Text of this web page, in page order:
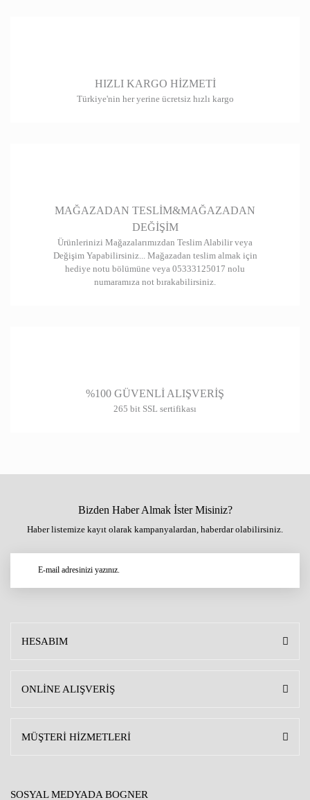
Ürün fiyatı diğer sitelerden daha pahalı.
Gönder
HIZLI KARGO HİZMETİ
Türkiye'nin her yerine ücretsiz hızlı kargo
MAĞAZADAN TESLİM&MAĞAZADAN
DEĞİŞİM
Ürünlerinizi Mağazalarımızdan Teslim Alabilir veya
Değişim Yapabilirsiniz... Mağazadan teslim almak için
hediye notu bölümüne veya 05333125017 nolu
numaramıza not bırakabilirsiniz.
%100 GÜVENLİ ALIŞVERİŞ
265 bit SSL sertifikası
Bizden Haber Almak İster Misiniz?
Haber listemize kayıt olarak kampanyalardan, haberdar olabilirsiniz.
HESABIM
ONLİNE ALIŞVERİŞ
MÜŞTERİ HİZMETLERİ
SOSYAL MEDYADA BOGNER